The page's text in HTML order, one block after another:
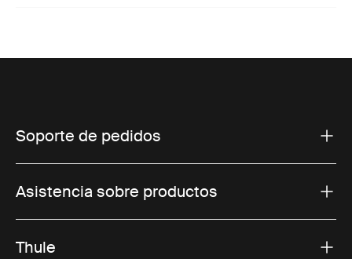
Soporte de pedidos
Asistencia sobre productos
Thule